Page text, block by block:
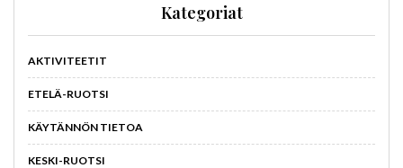
Kategoriat
AKTIVITEETIT
ETELÄ-RUOTSI
KÄYTÄNNÖN TIETOA
KESKI-RUOTSI